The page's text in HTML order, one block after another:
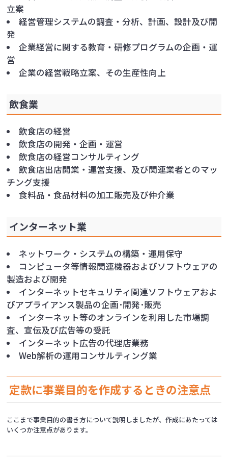
立案
経営管理システムの調査・分析、計画、設計及び開
発
企業経営に関する教育・研修プログラムの企画・運
営
企業の経営戦略立案、その生産性向上
飲食業
飲食店の経営
飲食店の開発・企画・運営
飲食店の経営コンサルティング
飲食店出店開業・運営支援、及び関連業者とのマッ
チング支援
食料品・食品材料の加工販売及び仲介業
インターネット業
ネットワーク・システムの構築・運用保守
コンピュータ等情報関連機器およびソフトウェアの
製造および開発
インターネットセキュリティ関連ソフトウェアおよ
びアプライアンス製品の企画･開発･販売
インターネット等のオンラインを利用した市場調
査、宣伝及び広告等の受託
インターネット広告の代理店業務
Web解析の運用コンサルティング業
定款に事業目的を作成するときの注意点
ここまで事業目的の書き方について説明しましたが、作成にあたっては
いくつか注意点があります。